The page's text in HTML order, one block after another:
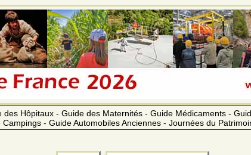
Hôpitaux - Guide des Maternités - Guide Médicaments -
- Guide Automobiles Anciennes - Journées du